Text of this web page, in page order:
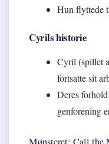
Hun flyttede
Cyrils historie
Cyril (spillet
fortsatte sit
Deres
genforening